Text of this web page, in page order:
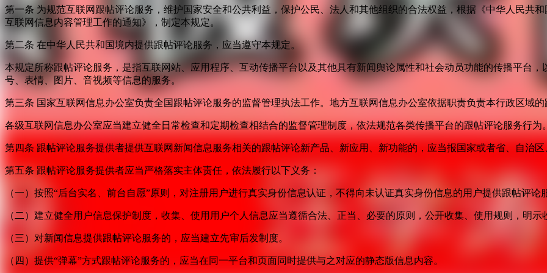
第一条 为规范互联网跟帖评论服务，维护国家安全和公共利益，保护公民、法人和其他组织的合法权益，根据《中华人民共
互联网信息内容管理工作的通知》，制定本规定。
第二条 在中华人民共和国境内提供跟帖评论服务，应当遵守本规定。
本规定所称跟帖评论服务，是指互联网站、应用程序、互动传播平台以及其他具有新闻舆论属性和社会动员功能的传播平台
号、表情、图片、音视频等信息的服务。
第三条 国家互联网信息办公室负责全国跟帖评论服务的监督管理执法工作。地方互联网信息办公室依据职责负责本行政区域
各级互联网信息办公室应当建立健全日常检查和定期检查相结合的监督管理制度，依法规范各类传播平台的跟帖评论服务行为
第四条 跟帖评论服务提供者提供互联网新闻信息服务相关的跟帖评论新产品、新应用、新功能的，应当报国家或者省、自治
第五条 跟帖评论服务提供者应当严格落实主体责任，依法履行以下义务：
（一）按照“后台实名、前台自愿”原则，对注册用户进行真实身份信息认证，不得向未认证真实身份信息的用户提供跟帖评论
（二）建立健全用户信息保护制度，收集、使用用户个人信息应当遵循合法、正当、必要的原则，公开收集、使用规则，明
（三）对新闻信息提供跟帖评论服务的，应当建立先审后发制度。
（四）提供“弹幕”方式跟帖评论服务的，应当在同一平台和页面同时提供与之对应的静态版信息内容。